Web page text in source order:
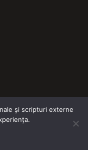
și scripturi externe